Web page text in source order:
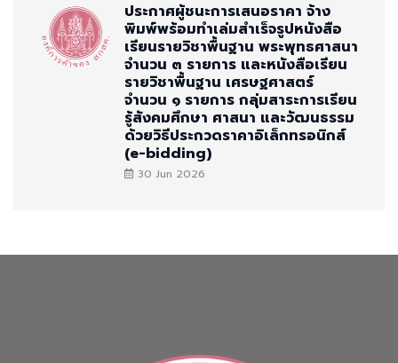
ประกาศผู้ชนะการเสนอราคา จ้าง
พิมพ์พร้อมทำเล่มสำเร็จรูปหนังสือ
เรียนรายวิชาพื้นฐาน พระพุทธศาสนา
จำนวน ๓ รายการ และหนังสือเรียน
รายวิชาพื้นฐาน เศรษฐศาสตร์
จำนวน ๑ รายการ กลุ่มสาระการเรียน
รู้สังคมศึกษา ศาสนา และวัฒนธรรม
ด้วยวิธีประกวดราคาอิเล็กทรอนิกส์
(e-bidding)
30 Jun 2026